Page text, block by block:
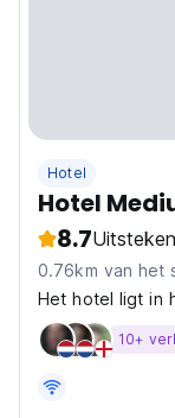
Hotel
Hotel
8.7
0.76km van het
Het hotel ligt in
10+